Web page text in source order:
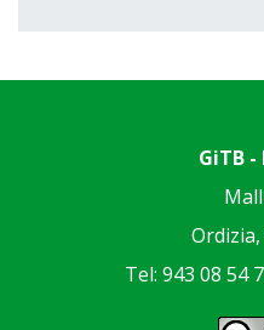
GiTB
Tel: 943 08 54